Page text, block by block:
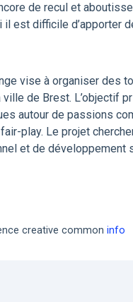
de recul et
il est difficile d’apporter
vise à organiser
de Brest. L’objectif
autour de passions
play. Le projet
et de
creative common info